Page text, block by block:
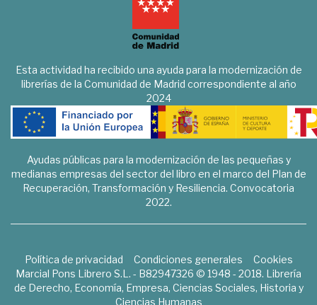
Esta actividad ha recibido una ayuda para la modernización de
librerías de la Comunidad de Madrid correspondiente al año
2024
Ayudas públicas para la modernización de las pequeñas y
medianas empresas del sector del libro en el marco del Plan de
Recuperación, Transformación y Resiliencia. Convocatoria
2022.
Política de privacidad Condiciones generales
Cookies
Marcial Pons Librero S.L. - B82947326 © 1948 - 2018. Librería
de Derecho, Economía, Empresa, Ciencias Sociales, Historia y
Ciencias Humanas